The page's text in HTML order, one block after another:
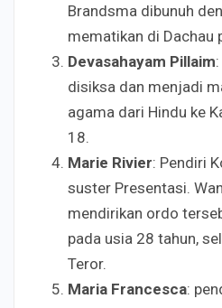
Brandsma dibunuh
mematikan di Dachau
Devasahayam Pillaim
disiksa dan menjadi
agama dari Hindu ke
18.
Marie Rivier: Pendiri
suster Presentasi.
mendirikan ordo
pada usia 28 tahun,
Teror.
Maria Francesca: